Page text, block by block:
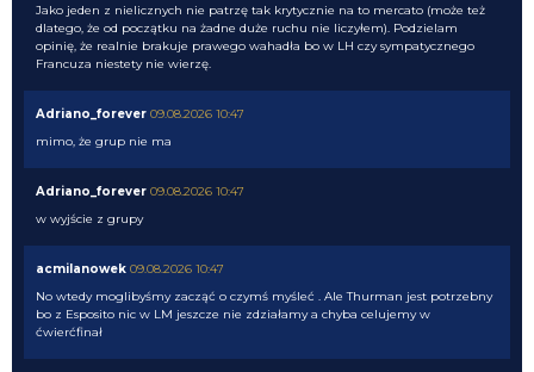
Jako jeden z nielicznych nie patrzę tak krytycznie na to mercato (może też
dlatego, że od początku na żadne duże ruchu nie liczyłem). Podzielam
opinię, że realnie brakuje prawego wahadła bo w LH czy sympatycznego
Francuza niestety nie wierzę.
Adriano_forever 09.08.2026 10:47
mimo, że grup nie ma
Adriano_forever 09.08.2026 10:47
w wyjście z grupy
acmilanowek 09.08.2026 10:47
No wtedy moglibyśmy zacząć o czymś myśleć . Ale Thurman jest potrzebny
bo z Esposito nic w LM jeszcze nie zdziałamy a chyba celujemy w
ćwierćfinał